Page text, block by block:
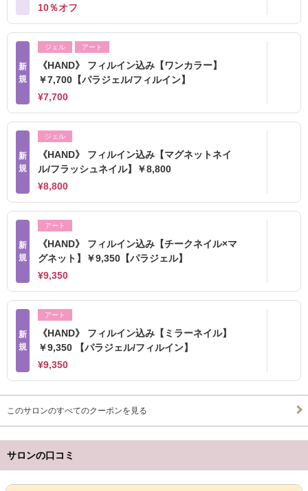
10％オフ
新
規
ジェル アート
《HAND》 フィルイン込み【ワンカラー】
￥7,700【パラジェル/フィルイン】
¥7,700
新
規
ジェル
《HAND》 フィルイン込み【マグネットネイ
ル/フラッシュネイル】￥8,800
¥8,800
新
規
アート
《HAND》 フィルイン込み【チークネイル×マ
グネット】￥9,350【パラジェル】
¥9,350
新
規
アート
《HAND》 フィルイン込み【ミラーネイル】
￥9,350 【パラジェル/フィルイン】
¥9,350
このサロンのすべてのクーポンを見る
サロンの口コミ
サロンPick Up